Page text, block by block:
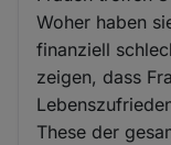
Woher haben
finanziell
zeigen, dass
These der